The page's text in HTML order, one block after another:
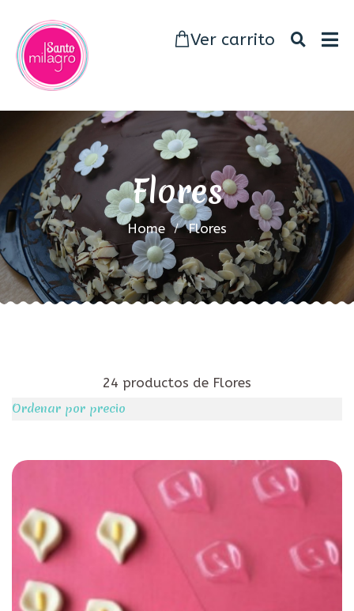
Ver carrito
Flores
Home Flores
24 productos de Flores
Ordenar por precio